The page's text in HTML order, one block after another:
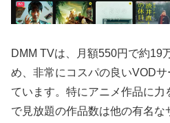
DMM TVは、月額550円で約19
め、非常にコスパの良いVOD
ています。特にアニメ作品に
で見放題の作品数は他の有名な